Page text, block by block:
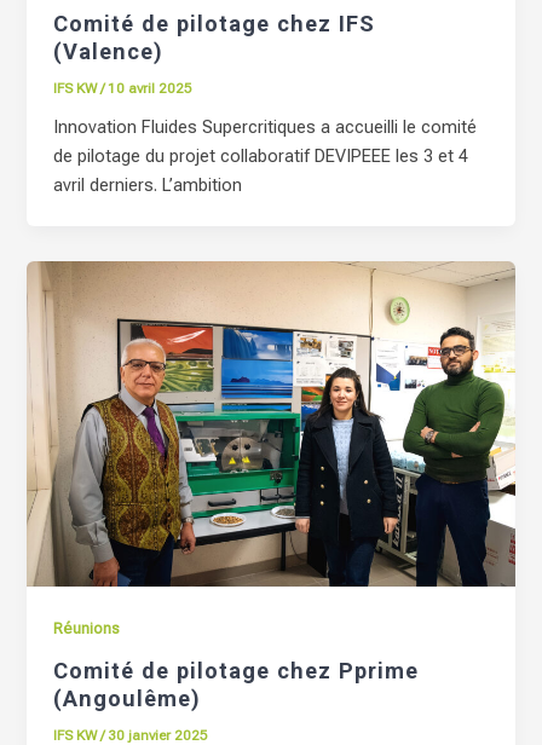
Comité de pilotage chez IFS
(Valence)
IFS KW/10 avril 2025
Innovation Fluides Supercritiques a accueilli le comité
de pilotage du projet collaboratif DEVIPEEE les 3 et 4
avril derniers. L’ambition
Réunions
Comité de pilotage chez Pprime
(Angoulême)
IFS KW/30 janvier 2025